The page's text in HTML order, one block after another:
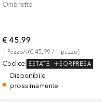
Ombretto
€ 45,99
1 Pezzo/i (€ 45,99 / 1 pezzo)
Codice: ESTATE SORPRESA
Disponibile
prossimamente